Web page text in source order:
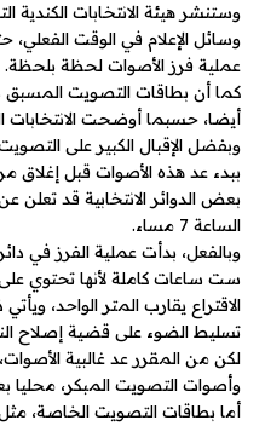
وستنشر هيئة الانتخابات الكندية
وسائل الإعلام في الوقت
عملية فرز الأصوات لحظة بلحظة.
كما أن بطاقات التصويت المسبق
أيضا، حسبما أوضحت الانتخابات
وبفضل الإقبال الكبير على
ببدء عد هذه الأصوات قبل إغلاق
بعض الدوائر الانتخابية قد
الساعة 7 مساء.
الاقتراع يقارب المتر الواحد،
تسليط الضوء على قضية إصلاح
لكن من المقرر عد غالبية
وأصوات التصويت المبكر، محليا
أما بطاقات التصويت الخاصة، مثل